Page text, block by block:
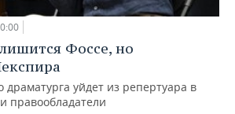
Фоссе, но
драматурга уйдет из репертуара в
правообладатели